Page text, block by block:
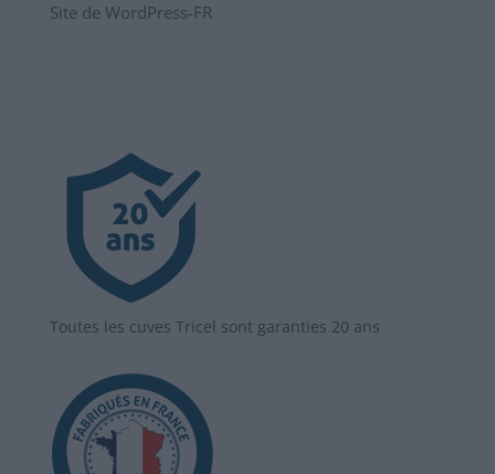
Site de WordPress-FR
Toutes les cuves Tricel sont garanties 20 ans